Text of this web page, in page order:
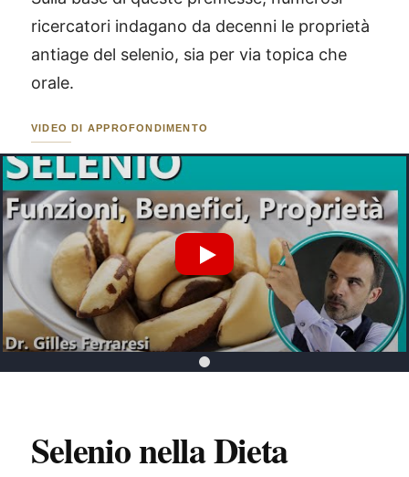
ricercatori indagano da decenni le proprietà
antiage del selenio, sia per via topica che
orale.
VIDEO DI APPROFONDIMENTO
Riproduci Video YouTube
Selenio nella Dieta